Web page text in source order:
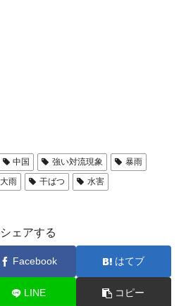
中国 強い対流現象
暴雨
大雨 干ばつ
水害
シェアする
Facebook はてブ
LINE コピー